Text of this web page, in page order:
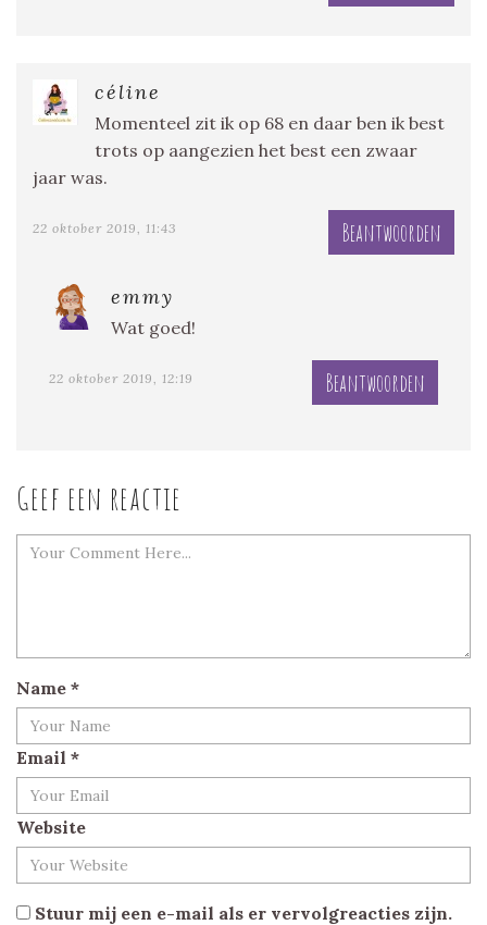
céline
Momenteel zit ik op 68 en daar ben ik best
trots op aangezien het best een zwaar
jaar was.
22 oktober 2019, 11:43 Beantwoorden
emmy
Wat goed!
22 oktober 2019, 12:19 Beantwoorden
Geef een reactie
Name *
Email *
Website
Stuur mij een e-mail als er vervolgreacties zijn.